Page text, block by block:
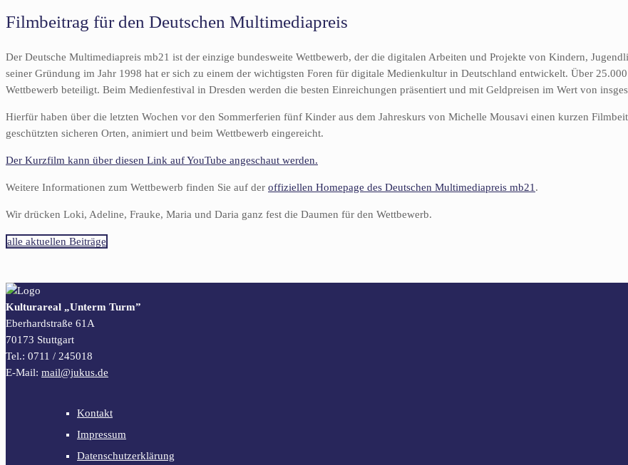
Filmbeitrag für den Deutschen Multimediapreis
Der Deutsche Multimediapreis mb21 ist der einzige bundesweite Wettbewerb, der die digitalen Arbeiten und Projekte von Kindern,
seiner Gründung im Jahr 1998 hat er sich zu einem der wichtigsten Foren für digitale Medienkultur in Deutschland entwickelt. Über
Wettbewerb beteiligt. Beim Medienfestival in Dresden werden die besten Einreichungen präsentiert und mit Geldpreisen im Wert von
Hierfür haben über die letzten Wochen vor den Sommerferien fünf Kinder aus dem Jahreskurs von Michelle Mousavi einen kurzen
geschützten sicheren Orten, animiert und beim Wettbewerb eingereicht.
Der Kurzfilm kann über diesen Link auf YouTube angeschaut werden.
Weitere Informationen zum Wettbewerb finden Sie auf der offiziellen Homepage des Deutschen Multimediapreis mb21 .
Wir drücken Loki, Adeline, Frauke, Maria und Daria ganz fest die Daumen für den Wettbewerb.
alle aktuellen Beiträge
Kulturareal „Unterm Turm”
Eberhardstraße 61A
70173 Stuttgart
Tel.: 0711 / 245018
E-Mail: mail@jukus.de
Kontakt
Impressum
Datenschutzerklärung